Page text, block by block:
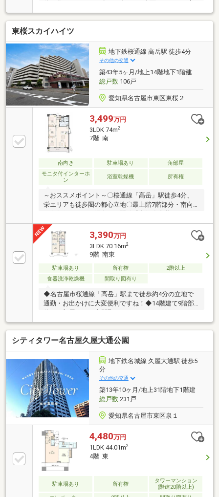
了予定！〇南向きの約18帖LDKで、ゆったりと過ごせ
ます！〇全室洋室の2LDK！各居室に収納があります！
〇ペットは3匹まで飼育可能です（諸条件有）！〇矢
田小学校徒歩8分、矢田中学校徒歩1分！〇マックスバ
リュ砂田橋店徒歩6分、イオンモールナゴヤドーム前
徒歩10分！〇近隣月極駐車場を確保済（月額12000
円）！〇空家につき、ご都合に合わせてご見学いただ
けます！〇定休日なし！即日対応可能！〇住宅ロー
ン、リフォームの相談も承ります！
東桜スカイハイツ
地下鉄桜通線 高岳駅 徒歩4分
その他の交通
築43年5ヶ月/地上14階地下1階建
総戸数106戸
愛知県名古屋市東区東桜２
3,499万円
3LDK 74m2
7階 南
南向き 駐車場あり
角部屋
モニタ付インターホ
ン
浴室乾燥機 所有権
～おススメポイント～〇桜通線「高岳」駅徒歩4分、
栄エリアも徒歩圏の都心立地〇最上階7階部分・南向
ム完工予定につき、綺麗なお部屋で新生活をスタート
〇専有面積74.00㎡の3LDK。ご家族でもゆとりある間
取り〇アフターサービス保証付きで、購入後も安心で
す～利便性高い周辺環境～〇テレピアまで徒歩5分、
古屋東桜1丁目店まで徒歩3分〇東桜小学校徒歩6分、
冨士中学校徒歩6分で通学も安心〇東桜幼稚園徒歩2
ラッグストアも徒歩圏に揃う便利な立地
3,390万円
3LDK 70.16m2
9階 南東
駐車場あり 所有権
2階以上
食器洗浄乾燥機
間取り図有り
◆名古屋市桜通線「高岳」駅まで徒歩約4分の立地で
通勤・お出かけに大変便利ですね！◆14階建て9階部
の3LDK！◆全居室5帖以上のゆとりの間取り設計で
す！◆LDKは約15帖とゆとりの空間がございます！◆
リビングと洋室は続き間ですので、空間の広がりを感
じられます！◆キッチンは、お料理中も家族を身近に
感じられる対面式です！◆食洗機完備で、食事のあと
も家族団らんの時間を過ごせますね◆各居室に収納が
設けられており、お部屋のスペースを有効的に使えま
す◆2部屋に面したバルコニーは開放感がございま
す！
シティタワー名古屋久屋大通公園
地下鉄名城線 久屋大通駅 徒歩5
分
その他の交通
築13年10ヶ月/地上31階地下1階建
総戸数231戸
愛知県名古屋市東区泉１
4,480万円
1LDK 44.01m2
4階 東
駐車場あり 所有権
タワーマンション
(階建20階以上)